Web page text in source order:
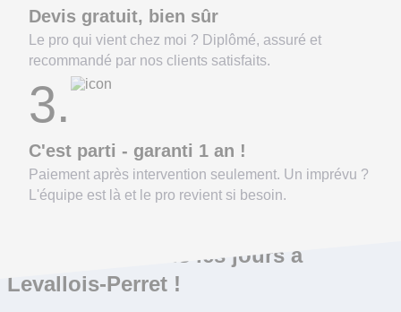
Devis gratuit, bien sûr
Le pro qui vient chez moi ? Diplômé, assuré et
recommandé par nos clients satisfaits.
3.
C'est parti - garanti 1 an !
Paiement après intervention seulement. Un imprévu ?
L'équipe est là et le pro revient si besoin.
On répare ça tous les jours à
Levallois-Perret !